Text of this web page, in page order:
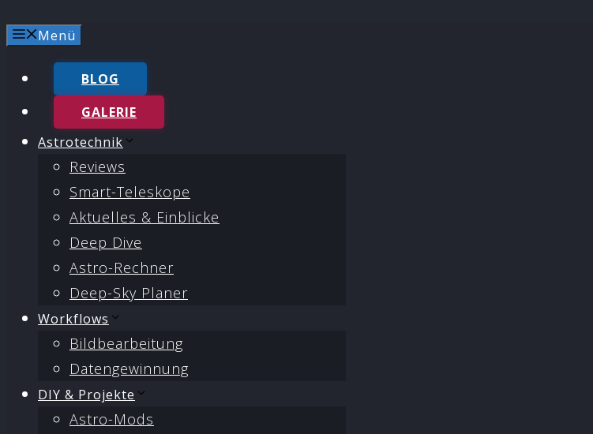
Menü
BLOG
GALERIE
Astrotechnik
Reviews
Smart-Teleskope
Aktuelles & Einblicke
Deep Dive
Astro-Rechner
Deep-Sky Planer
Workflows
Bildbearbeitung
Datengewinnung
DIY & Projekte
Astro-Mods